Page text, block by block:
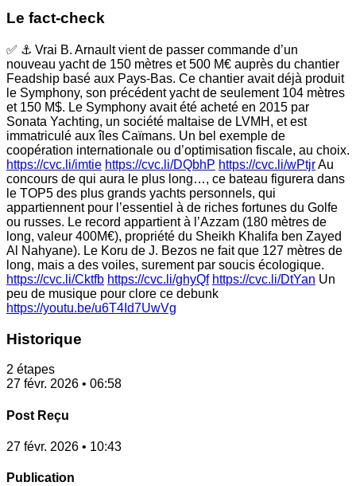
Le fact-check
✅ ⚓ Vrai B. Arnault vient de passer commande d’un
nouveau yacht de 150 mètres et 500 M€ auprès du chantier
Feadship basé aux Pays-Bas. Ce chantier avait déjà produit
le Symphony, son précédent yacht de seulement 104 mètres
et 150 M$. Le Symphony avait été acheté en 2015 par
Sonata Yachting, un société maltaise de LVMH, et est
immatriculé aux îles Caïmans. Un bel exemple de
coopération internationale ou d’optimisation fiscale, au choix.
https://cvc.li/imtie https://cvc.li/DQbhP https://cvc.li/wPtjrAu
concours de qui aura le plus long…, ce bateau figurera dans
le TOP5 des plus grands yachts personnels, qui
appartiennent pour l’essentiel à de riches fortunes du Golfe
ou russes. Le record appartient à l’Azzam (180 mètres de
long, valeur 400M€), propriété du Sheikh Khalifa ben Zayed
Al Nahyane). Le Koru de J. Bezos ne fait que 127 mètres de
long, mais a des voiles, surement par soucis écologique.
https://cvc.li/Cktfb https://cvc.li/ghyQf https://cvc.li/DtYan Un
peu de musique pour clore ce debunk
https://youtu.be/u6T4Id7UwVg
Historique
2 étapes
27 févr. 2026 • 06:58
Post Reçu
27 févr. 2026 • 10:43
Publication